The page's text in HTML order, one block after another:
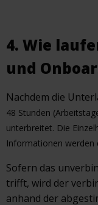
4. Wie
und
Nachdem die
48 Stunden
unterbreitet. Die
Informationen werden
Sofern das
trifft, wird der
anhand der